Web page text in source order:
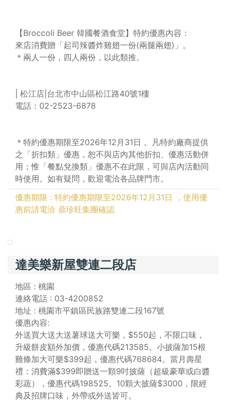
【Broccoli Beer 韓國餐酒食堂】特約優惠內容：
來店消費贈「起司辣醬炸雞翅一份(兩腿兩翅)」。
＊兩人一份，四人兩份，以此類推。
| 松江店|台北市中山區松江路40號1樓
電話：02-2523-6878
＊特約優惠期限至2026年12月31日 。凡特約廠商提供
之「折扣類」優惠，恕不與店內其他折扣、優惠活動併
用；惟「餐點兌換類」優惠不在此限，可與店內活動同
時使用。如有疑問，歡迎電洽各品牌門市。
優惠期限 : 特約優惠期限至2026年12月31日 ，使用優
惠前請電洽 鼎珍旺集團確認
達美樂新屋雙連二段店
地區 : 桃園
連絡電話 : 03-4200852
地址 : 桃園市平鎮區民族路雙連二段167號
優惠內容:
外送買大送大送薯球送大可樂，$550起，不限口味，
升級餅皮額外加價，優惠代碼213585。小披薩加15根
雞條加大可樂$399起，優惠代碼768684。當月壽星
禮：消費滿$399即贈送一顆9吋披薩（超級豪華或白醬
彩蔬），優惠代碼198525。10顆大披薩$3000，限經
典及招牌口味，外帶或外送皆可。